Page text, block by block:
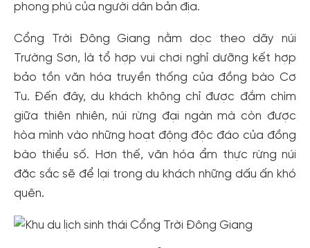
phong phú của người dân bản địa.
Cổng Trời Đông Giang nằm dọc theo dãy núi
Trường Sơn, là tổ hợp vui chơi nghỉ dưỡng kết hợp
bảo tồn văn hóa truyền thống của đồng bào Cơ
Tu. Đến đây, du khách không chỉ được đắm chìm
giữa thiên nhiên, núi rừng đại ngàn mà còn được
hòa mình vào những hoạt động độc đáo của đồng
bào thiểu số. Hơn thế, văn hóa ẩm thực rừng núi
đặc sắc sẽ để lại trong du khách những dấu ấn khó
quên.